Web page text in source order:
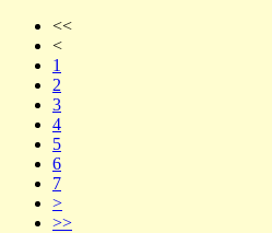
<<
<
1
2
3
4
5
6
7
>
>>